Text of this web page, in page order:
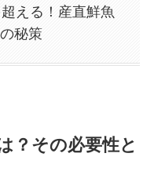
える！産直鮮魚
秘策
？その必要性と